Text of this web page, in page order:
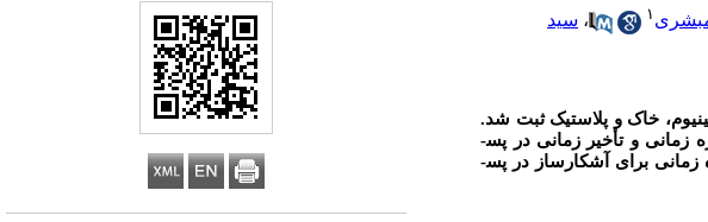
مبشری ۱ ، سید
خاک و پلاستیک ثبت شد.
زمانی و تأخیر زمانی در پس­
زمانی برای آشکارساز در پس­